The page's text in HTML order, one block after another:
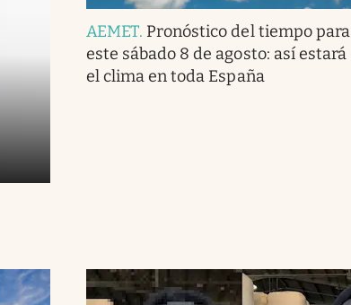
AEMET. Pronóstico del tiempo para
este sábado 8 de agosto: así estará
el clima en toda España